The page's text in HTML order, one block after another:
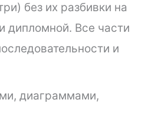
без их разбивки на
дипломной. Все части
и
диаграммами,